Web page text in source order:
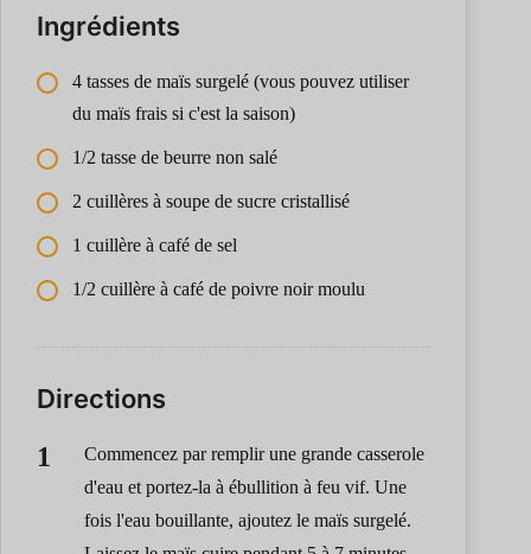
Ingrédients
4 tasses de maïs surgelé (vous pouvez utiliser
du maïs frais si c'est la saison)
1/2 tasse de beurre non salé
2 cuillères à soupe de sucre cristallisé
1 cuillère à café de sel
1/2 cuillère à café de poivre noir moulu
Directions
Commencez par remplir une grande casserole
d'eau et portez-la à ébullition à feu vif. Une
fois l'eau bouillante, ajoutez le maïs surgelé.